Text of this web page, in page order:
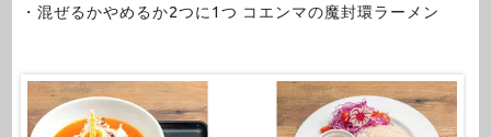
・混ぜるかやめるか2つに1つ コエンマの魔封環ラーメン